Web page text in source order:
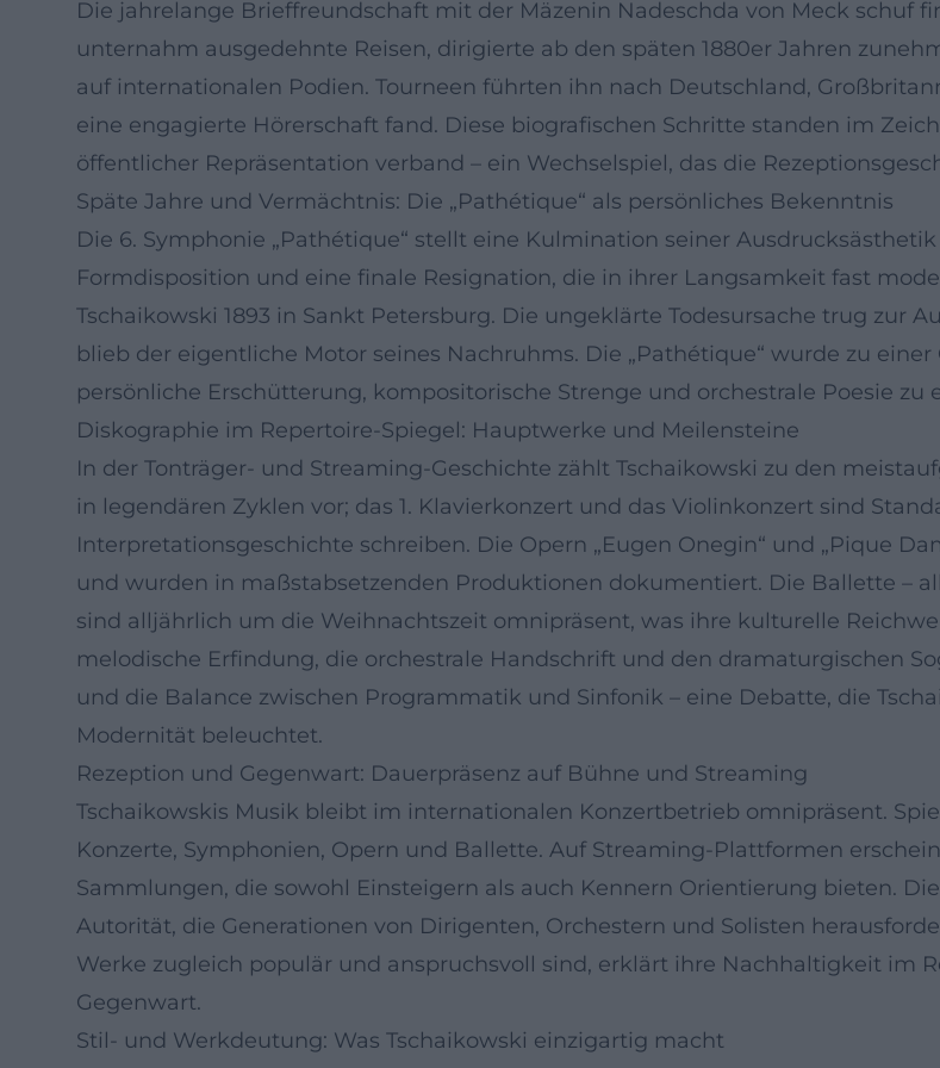
Die jahrelange Brieffreundschaft mit der Mäzenin Nadeschda von Meck schuf
unternahm ausgedehnte Reisen, dirigierte ab den späten 1880er Jahren
auf internationalen Podien. Tourneen führten ihn nach Deutschland,
eine engagierte Hörerschaft fand. Diese biografischen Schritte standen im
öffentlicher Repräsentation verband – ein Wechselspiel, das die
Späte Jahre und Vermächtnis: Die „Pathétique“ als persönliches Bekenntnis
Die 6. Symphonie „Pathétique“ stellt eine Kulmination seiner
Formdisposition und eine finale Resignation, die in ihrer Langsamkeit fast
Tschaikowski 1893 in Sankt Petersburg. Die ungeklärte Todesursache trug zur
blieb der eigentliche Motor seines Nachruhms. Die „Pathétique“ wurde zu
persönliche Erschütterung, kompositorische Strenge und orchestrale Poesie
Diskographie im Repertoire-Spiegel: Hauptwerke und Meilensteine
In der Tonträger- und Streaming-Geschichte zählt Tschaikowski zu den
in legendären Zyklen vor; das 1. Klavierkonzert und das Violinkonzert sind
Interpretationsgeschichte schreiben. Die Opern „Eugen Onegin“ und „Pique
und wurden in maßstabsetzenden Produktionen dokumentiert. Die Ballette –
sind alljährlich um die Weihnachtszeit omnipräsent, was ihre kulturelle
melodische Erfindung, die orchestrale Handschrift und den dramaturgischen
und die Balance zwischen Programmatik und Sinfonik – eine Debatte, die
Modernität beleuchtet.
Rezeption und Gegenwart: Dauerpräsenz auf Bühne und Streaming
Tschaikowskis Musik bleibt im internationalen Konzertbetrieb omnipräsent.
Konzerte, Symphonien, Opern und Ballette. Auf Streaming-Plattformen
Sammlungen, die sowohl Einsteigern als auch Kennern Orientierung bieten.
Autorität, die Generationen von Dirigenten, Orchestern und Solisten
Werke zugleich populär und anspruchsvoll sind, erklärt ihre Nachhaltigkeit im
Gegenwart.
Stil- und Werkdeutung: Was Tschaikowski einzigartig macht